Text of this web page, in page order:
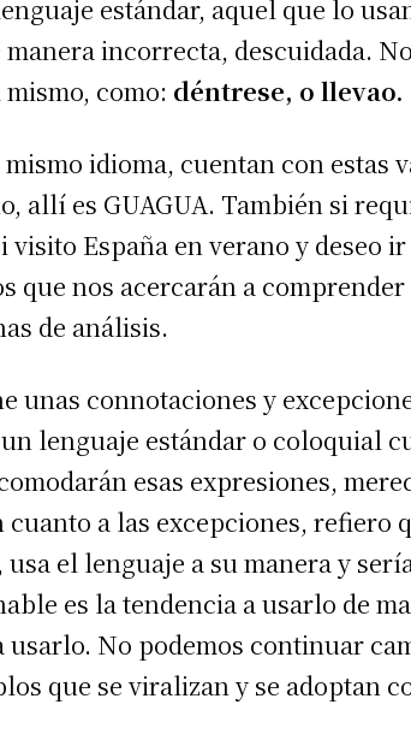
estándar, aquel que lo
incorrecta, descuidada.
como: déntrese, o llevao.
idioma, cuentan con estas
allí es GUAGUA. También si
España en verano y deseo
que nos acercarán a
de análisis.
unas connotaciones y
lenguaje estándar o coloquial
esas expresiones,
a las excepciones, refiero
el lenguaje a su manera y
es la tendencia a usarlo de
No podemos continuar
que se viralizan y se adoptan